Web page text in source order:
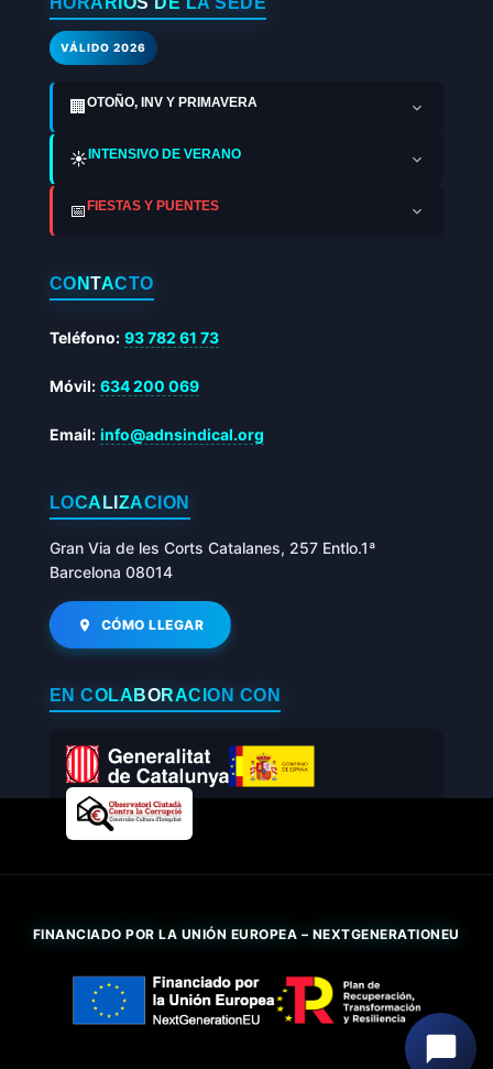
VÁLIDO 2026
🏢 OTOÑO, INV Y PRIMAVERA
☀️INTENSIVO DE VERANO
📅FIESTAS Y PUENTES
CONTACTO
Teléfono: 93 782 61 73
Móvil: 634 200 069
Email: info@adnsindical.org
LOCALIZACIÓN
Gran Via de les Corts Catalanes, 257 Entlo.1ª
Barcelona 08014
CÓMO LLEGAR
EN COLABORACIÓN CON
FINANCIADO POR LA UNIÓN EUROPEA – NEXTGENERATIONEU